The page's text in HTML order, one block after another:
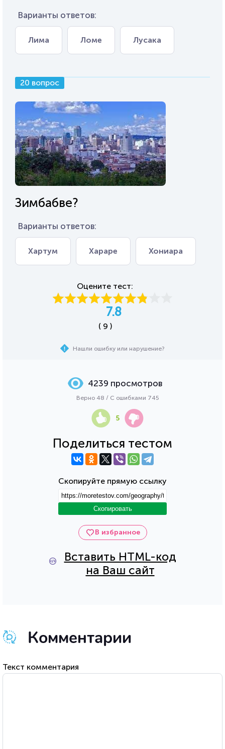
Варианты ответов:
Лима Ломе Лусака
20 вопрос
Зимбабве?
Варианты ответов:
Хартум Хараре Хониара
Оцените тест:
7.8
( 9 )
Нашли ошибку или нарушение?
В избранное
Вставить HTML-код
на Ваш сайт
Поделиться тестом
Скопируйте прямую ссылку
Скопировать
4239 просмотров
Верно 48 / С ошибками 745
5
Комментарии
Текст комментария